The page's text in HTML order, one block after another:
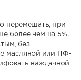
перемешать, при
более чем на 5%.
без
масляной или ПФ-
наждачной